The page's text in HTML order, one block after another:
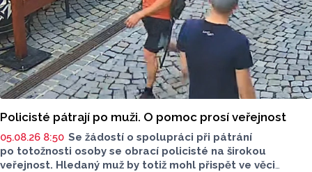
Policisté pátrají po muži. O pomoc prosí veřejnost
05.08.26 8:50 Se žádostí o spolupráci při pátrání
po totožnosti osoby se obrací policisté na širokou
veřejnost. Hledaný muž by totiž mohl přispět ve věci